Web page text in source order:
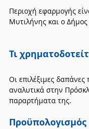
Περιοχή εφαρμογής
Μυτιλήνης και ο
Τι
Οι επιλέξιμες δαπάνες
αναλυτικά στην
παραρτήματα της.
Προϋπολογισμός